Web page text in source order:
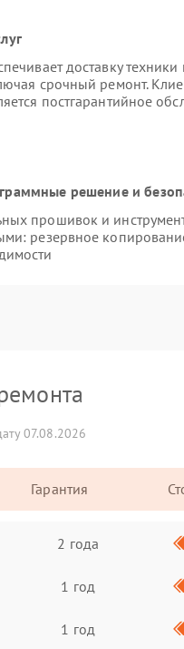
доставку
срочный ремонт.
постгарантийное
решение и
прошивок и
резервное
07.08.2026
Гарантия
2 года
1 год
1 год